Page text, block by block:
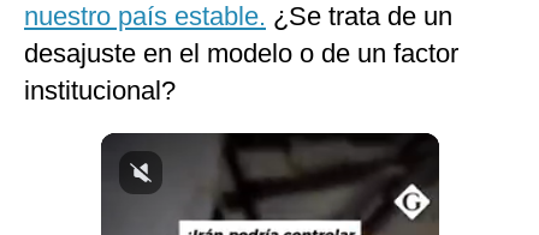
Podcast
Gestión TV
nuestro país estable. ¿Se trata de un
desajuste en el modelo o de un factor
institucional?